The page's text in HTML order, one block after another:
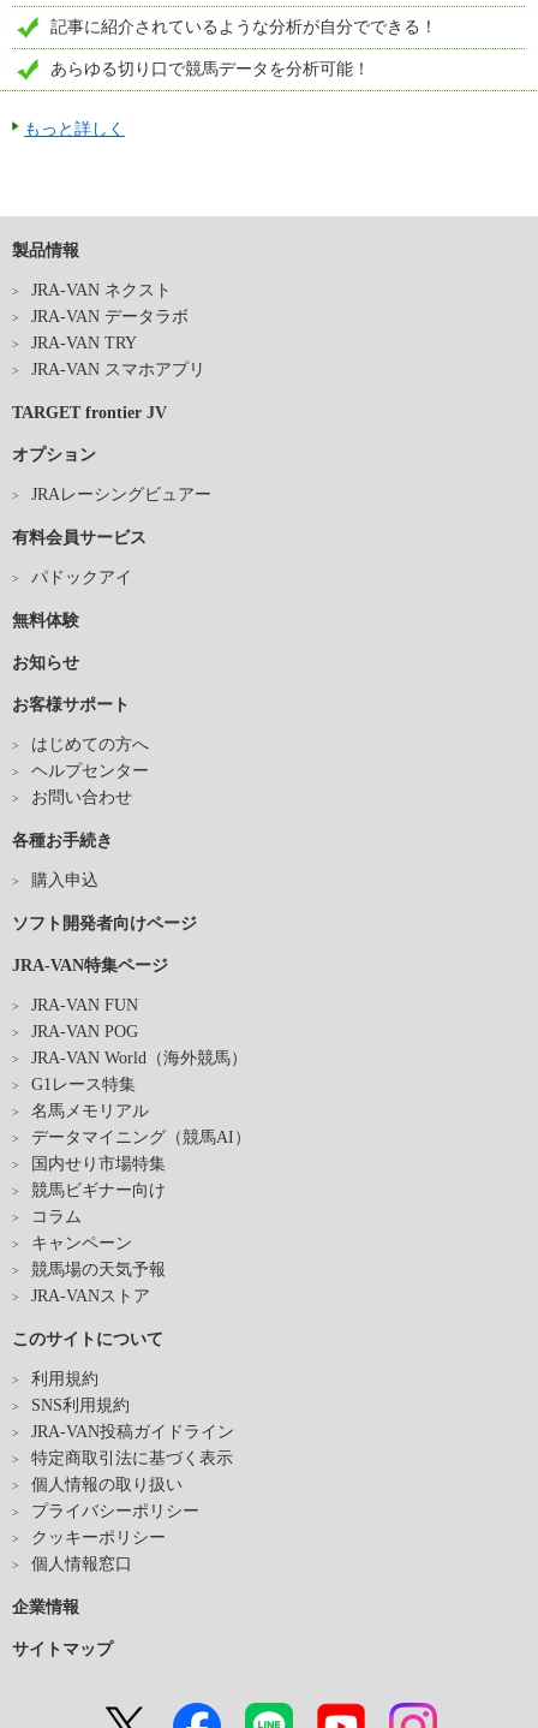
記事に紹介されているような分析が自分でできる！
あらゆる切り口で競馬データを分析可能！
もっと詳しく
製品情報
JRA-VAN ネクスト
JRA-VAN データラボ
JRA-VAN TRY
JRA-VAN スマホアプリ
TARGET frontier JV
オプション
JRAレーシングビュアー
有料会員サービス
パドックアイ
無料体験
お知らせ
お客様サポート
はじめての方へ
ヘルプセンター
お問い合わせ
各種お手続き
購入申込
ソフト開発者向けページ
JRA-VAN特集ページ
JRA-VAN FUN
JRA-VAN POG
JRA-VAN World（海外競馬）
G1レース特集
名馬メモリアル
データマイニング（競馬AI）
国内せり市場特集
競馬ビギナー向け
コラム
キャンペーン
競馬場の天気予報
JRA-VANストア
このサイトについて
利用規約
SNS利用規約
JRA-VAN投稿ガイドライン
特定商取引法に基づく表示
個人情報の取り扱い
プライバシーポリシー
クッキーポリシー
個人情報窓口
企業情報
サイトマップ